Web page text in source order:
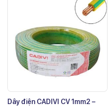
Dây điện CADIVI CV 1mm2 –